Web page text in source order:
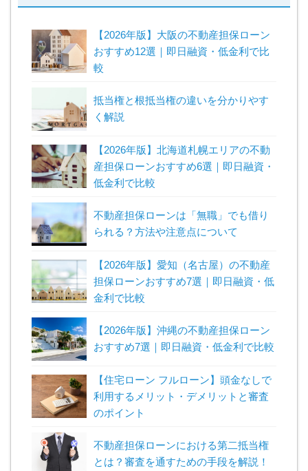
【2026年版】大阪の不動産担保ローン
おすすめ12選｜即日融資・低金利で比
較
抵当権と根抵当権の違いを分かりやす
く解説
【2026年版】北海道札幌エリアの不動
産担保ローンおすすめ6選｜即日融資・
低金利で比較
不動産担保ローンは「無職」でも借り
られる？方法や注意点について
【2026年版】愛知（名古屋）の不動産
担保ローンおすすめ7選｜即日融資・低
金利で比較
【2026年版】沖縄の不動産担保ローン
おすすめ7選｜即日融資・低金利で比較
【住宅ローン フルローン】頭金なしで
利用するメリット・デメリットと審査
のポイント
不動産担保ローンにおける第二抵当権
とは？審査を通すための手段を解説！